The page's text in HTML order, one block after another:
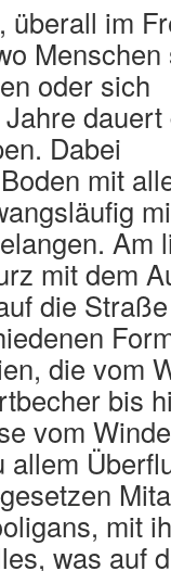
, überall im
Menschen
oder sich
dauert
Dabei
mit
Am
mit dem
die
die vom
bis
vom
allem
mit
was auf